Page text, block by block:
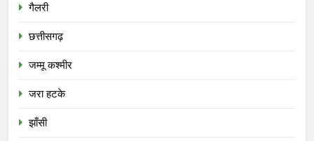
गैलरी
छत्तीसगढ़
जम्मू कश्मीर
जरा हटके
झाँसी